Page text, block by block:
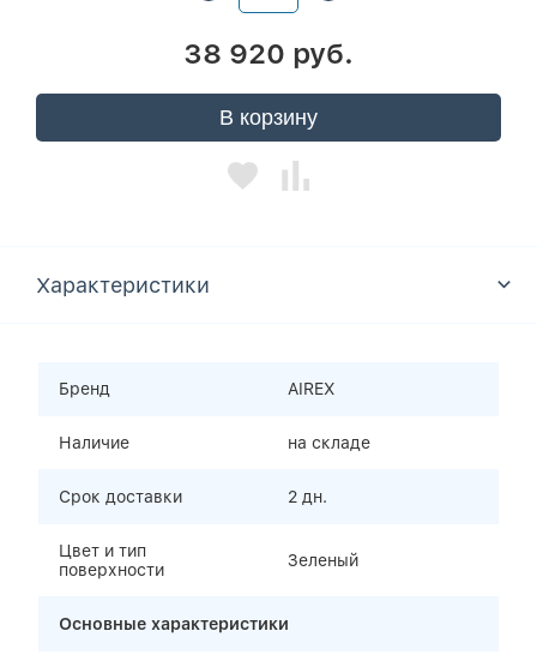
38 920 руб.
В корзину
Характеристики
Бренд AIREX
Наличие на складе
Срок доставки 2 дн.
Цвет и тип
поверхности
Зеленый
Основные характеристики